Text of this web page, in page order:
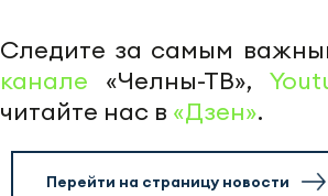
Следите за самым
канале «Челны-ТВ»,
читайте нас в «Дзен».
Перейти на страницу новости